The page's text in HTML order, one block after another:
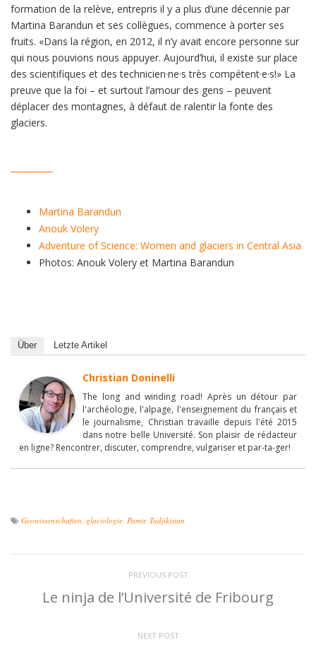
formation de la relève, entrepris il y a plus d’une décennie par
Martina Barandun et ses collègues, commence à porter ses
fruits. «Dans la région, en 2012, il n’y avait encore personne sur
qui nous pouvions nous appuyer. Aujourd’hui, il existe sur place
des scientifiques et des technicien·ne·s très compétent·e·s!» La
preuve que la foi – et surtout l’amour des gens – peuvent
déplacer des montagnes, à défaut de ralentir la fonte des
glaciers.
Martina Barandun
Anouk Volery
Adventure of Science: Women and glaciers in Central Asia
Photos: Anouk Volery et Martina Barandun
Über Letzte Artikel
Christian Doninelli
The long and winding road! Après un détour par
l'archéologie, l'alpage, l'enseignement du français et
le journalisme, Christian travaille depuis l'été 2015
dans notre belle Université. Son plaisir de rédacteur
en ligne? Rencontrer, discuter, comprendre, vulgariser et par-ta-ger!
Geowissenschaften glaciologie Pamir, Tadjikistan
PREVIOUS POST
Le ninja de l’Université de Fribourg
NEXT POST